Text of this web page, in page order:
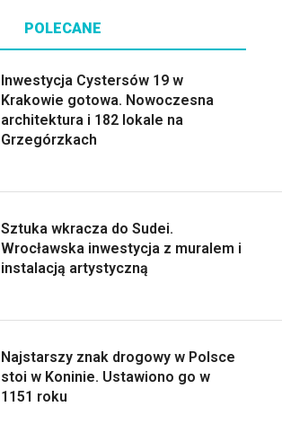
POLECANE
Inwestycja Cystersów 19 w
Krakowie gotowa. Nowoczesna
architektura i 182 lokale na
Grzegórzkach
Sztuka wkracza do Sudei.
Wrocławska inwestycja z muralem i
instalacją artystyczną
Najstarszy znak drogowy w Polsce
stoi w Koninie. Ustawiono go w
1151 roku